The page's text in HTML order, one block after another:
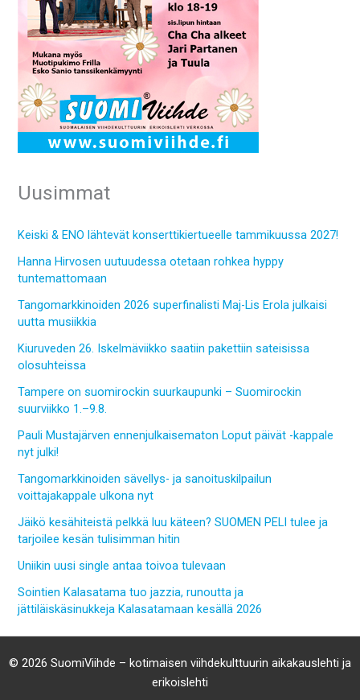
Uusimmat
Keiski & ENO lähtevät konserttikiertueelle tammikuussa 2027!
Hanna Hirvosen uutuudessa otetaan rohkea hyppy
tuntemattomaan
Tangomarkkinoiden 2026 superfinalisti Maj-Lis Erola julkaisi
uutta musiikkia
Kiuruveden 26. Iskelmäviikko saatiin pakettiin sateisissa
olosuhteissa
Tampere on suomirockin suurkaupunki – Suomirockin
suurviikko 1.–9.8.
Pauli Mustajärven ennenjulkaisematon Loput päivät -kappale
nyt julki!
Tangomarkkinoiden sävellys- ja sanoituskilpailun
voittajakappale ulkona nyt
Jäikö kesähiteistä pelkkä luu käteen? SUOMEN PELI tulee ja
tarjoilee kesän tulisimman hitin
Uniikin uusi single antaa toivoa tulevaan
Sointien Kalasatama tuo jazzia, runoutta ja
jättiläiskäsinukkeja Kalasatamaan kesällä 2026
© 2026 SuomiViihde – kotimaisen viihdekulttuurin aikakauslehti ja
erikoislehti